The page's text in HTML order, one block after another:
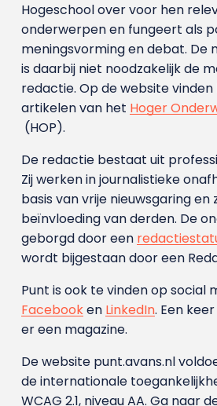
Hogeschool over voor hen
onderwerpen en fungeert als
meningsvorming en debat. De
is daarbij niet noodzakelijk de
redactie. Op de website vinden
artikelen van het Hoger
(HOP).
De redactie bestaat uit
Zij werken in journalistieke
basis van vrije nieuwsgaring en
beïnvloeding van derden. De
geborgd door een
wordt bijgestaan door een
Punt is ook te vinden op social
Facebooken LinkedIn. Een
er een magazine.
De website punt.avans.nl
de internationale
WCAG 2.1, niveau AA. Ga naar